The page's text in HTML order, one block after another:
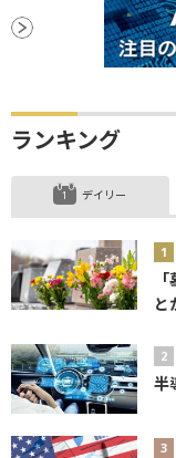
ランキング
デイリー
と
半